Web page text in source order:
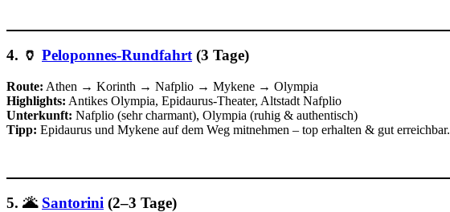
4. 🏺 Peloponnes-Rundfahrt (3 Tage)
Route: Athen → Korinth → Nafplio → Mykene → Olympia
Highlights: Antikes Olympia, Epidaurus-Theater, Altstadt Nafplio
Unterkunft: Nafplio (sehr charmant), Olympia (ruhig & authentisch)
Tipp: Epidaurus und Mykene auf dem Weg mitnehmen – top erhalten & gut erreichbar.
5. 🌋 Santorini (2–3 Tage)